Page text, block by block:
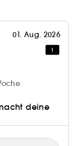
die
Ursprungs
Kunststoff
Inhaltsstoffe).
01. Aug. 2026
deine